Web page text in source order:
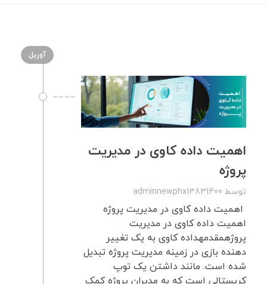
آوریل
اهمیت داده کاوی در مدیریت
پروژه
توسط adminnewphx13831400
اهمیت داده کاوی در مدیریت پروژه
اهمیت داده کاوی در مدیریت
پروژهمقدمهداده کاوی به یک تغییر
دهنده بازی در زمینه مدیریت پروژه تبدیل
شده است. مانند داشتن یک توپ
کریستالی است که به مدیران پروژه کمک